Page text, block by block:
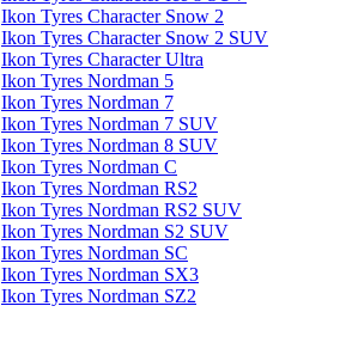
Ikon Tyres Character Snow 2
Ikon Tyres Character Snow 2 SUV
Ikon Tyres Character Ultra
Ikon Tyres Nordman 5
Ikon Tyres Nordman 7
Ikon Tyres Nordman 7 SUV
Ikon Tyres Nordman 8 SUV
Ikon Tyres Nordman C
Ikon Tyres Nordman RS2
Ikon Tyres Nordman RS2 SUV
Ikon Tyres Nordman S2 SUV
Ikon Tyres Nordman SC
Ikon Tyres Nordman SX3
Ikon Tyres Nordman SZ2